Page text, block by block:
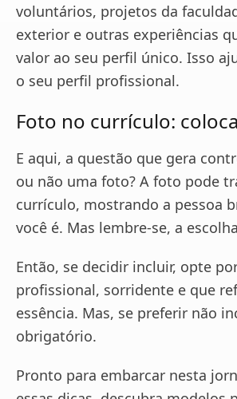
voluntários, projetos da
exterior e outras experiências
valor ao seu perfil único. Isso
o seu perfil profissional.
Foto no currículo:
E aqui, a questão que gera
ou não uma foto? A foto pode
currículo, mostrando a pessoa
você é. Mas lembre-se, a
Então, se decidir incluir, opte
profissional, sorridente e que
essência. Mas, se preferir não
obrigatório.
Pronto para embarcar nesta